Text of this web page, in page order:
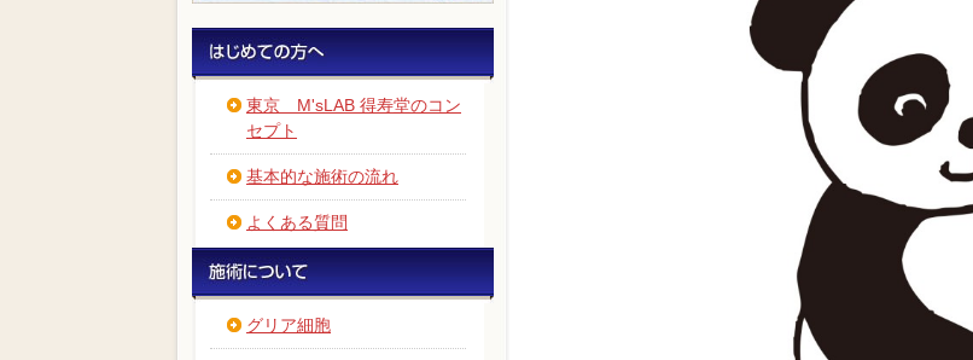
東京 M'sLAB 得寿堂のコン
セプト
基本的な施術の流れ
よくある質問
グリア細胞